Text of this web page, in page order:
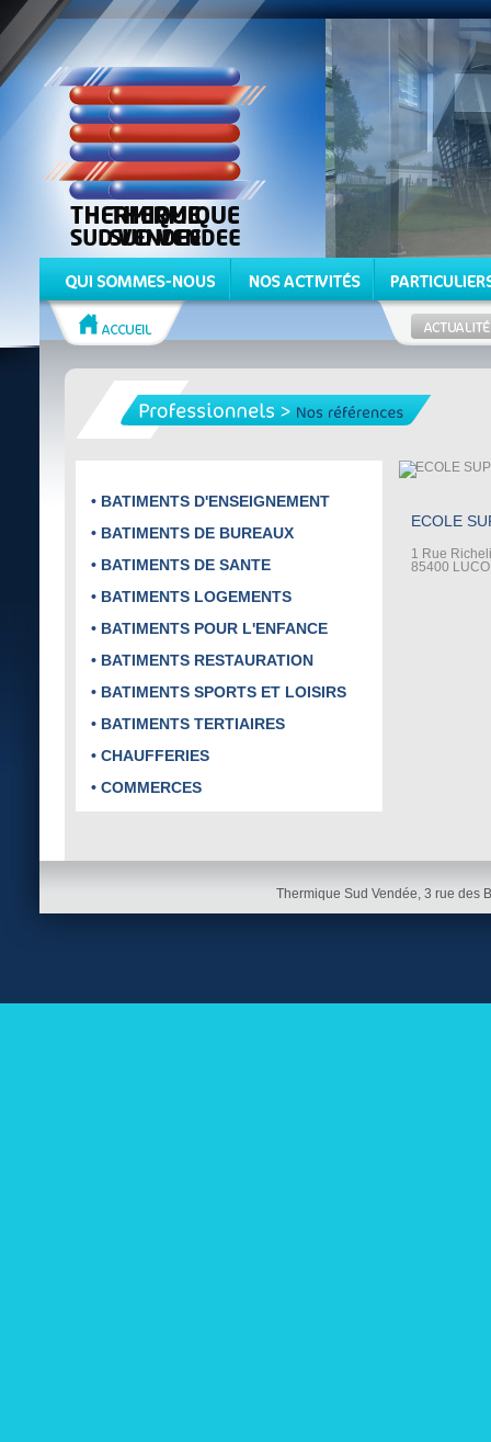
• BATIMENTS D'ENSEIGNEMENT
• BATIMENTS DE BUREAUX
• BATIMENTS DE SANTE
• BATIMENTS LOGEMENTS
• BATIMENTS POUR L'ENFANCE
• BATIMENTS RESTAURATION
• BATIMENTS SPORTS ET LOISIRS
• BATIMENTS TERTIAIRES
• CHAUFFERIES
• COMMERCES
ECOLE
1 Rue
85400
Thermique Sud Vendée, 3 rue des